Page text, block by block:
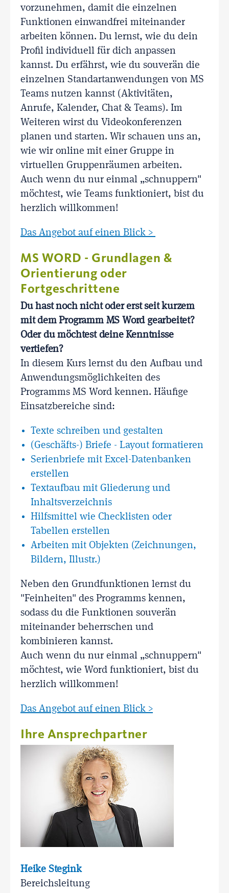
vorzunehmen, damit die einzelnen
Funktionen einwandfrei miteinander
arbeiten können. Du lernst, wie du dein
Profil individuell für dich anpassen
kannst. Du erfährst, wie du souverän die
einzelnen Standartanwendungen von MS
Teams nutzen kannst (Aktivitäten,
Anrufe, Kalender, Chat & Teams). Im
Weiteren wirst du Videokonferenzen
planen und starten. Wir schauen uns an,
wie wir online mit einer Gruppe in
virtuellen Gruppenräumen arbeiten.
Auch wenn du nur einmal „schnuppern"
möchtest, wie Teams funktioniert, bist du
herzlich willkommen!
Das Angebot auf einen Blick >
MS WORD - Grundlagen &
Orientierung oder
Fortgeschrittene
Du hast noch nicht oder erst seit kurzem
mit dem Programm MS Word gearbeitet?
Oder du möchtest deine Kenntnisse
vertiefen?
In diesem Kurs lernst du den Aufbau und
Anwendungsmöglichkeiten des
Programms MS Word kennen. Häufige
Einsatzbereiche sind:
Texte schreiben und gestalten
(Geschäfts-) Briefe - Layout formatieren
Serienbriefe mit Excel-Datenbanken
erstellen
Textaufbau mit Gliederung und
Inhaltsverzeichnis
Hilfsmittel wie Checklisten oder
Tabellen erstellen
Arbeiten mit Objekten (Zeichnungen,
Bildern, Illustr.)
Neben den Grundfunktionen lernst du
"Feinheiten" des Programms kennen,
sodass du die Funktionen souverän
miteinander beherrschen und
kombinieren kannst.
Auch wenn du nur einmal „schnuppern"
möchtest, wie Word funktioniert, bist du
herzlich willkommen!
Das Angebot auf einen Blick >
Ihre Ansprechpartner
Heike Stegink
Bereichsleitung